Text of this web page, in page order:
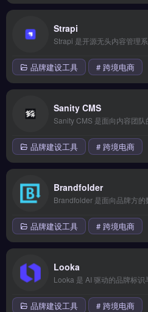
Strapi
品牌建设工具 # 跨境电商
Sanity CMS
品牌建设工具 # 跨境电商
Brandfolder
品牌建设工具 # 跨境电商
Looka
品牌建设工具 # 跨境电商